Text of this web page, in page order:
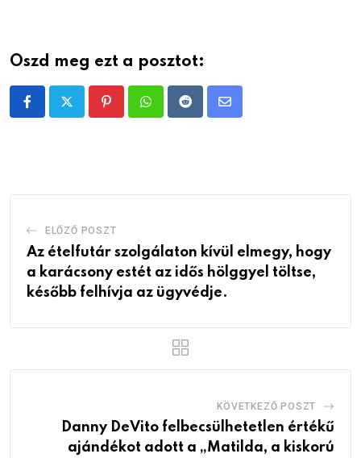
Oszd meg ezt a posztot:
PinterestWhatsappRedditShare
ELŐZŐ POSZT
Az ételfutár szolgálaton kívül elmegy, hogy
a karácsony estét az idős hölggyel töltse,
később felhívja az ügyvédje.
KÖVETKEZŐ POSZT
Danny DeVito felbecsülhetetlen értékű
ajándékot adott a „Matilda, a kiskorú